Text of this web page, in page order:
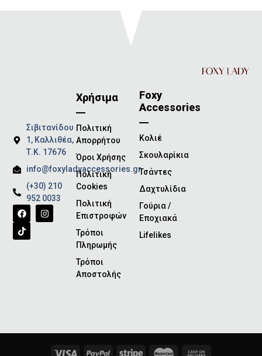
Σιβιτανίδου
1, Καλλιθέα,
Τ.Κ. 17676
info@foxyladyaccessories.gr
(+30) 210
952 0033
Foxy
Accessories
Κολιέ
Σκουλαρίκια
Τσάντες
Δαχτυλίδια
Γούρια /
Εποχιακά
Lifelikes
Χρήσιμα
Πολιτική
Απορρήτου
Όροι Χρήσης
Πολιτική
Cookies
Πολιτική
Επιστροφών
Τρόποι
Πληρωμής
Τρόποι
Αποστολής